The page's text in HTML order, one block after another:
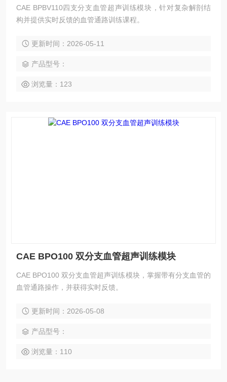
CAE BPBV110四支分支血管超声训练模块，针对复杂解剖结
构并提供实时反馈的血管通路训练课程。
更新时间：2026-05-11
产品型号：
浏览量：123
CAE BPO100 双分支血管超声训练模块
CAE BPO100 双分支血管超声训练模块，掌握带有分支血管的
血管通路操作，并获得实时反馈。
更新时间：2026-05-08
产品型号：
浏览量：110